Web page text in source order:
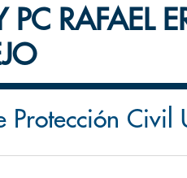
RAFAEL
Protección Civil